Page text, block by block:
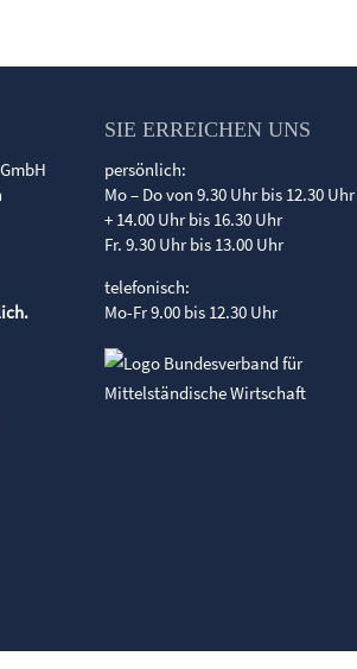
SIE ERREICHEN UNS
persönlich:
Mo – Do von 9.30 Uhr bis 12.30 Uhr
+ 14.00 Uhr bis 16.30 Uhr
Fr. 9.30 Uhr bis 13.00 Uhr
telefonisch:
Mo-Fr 9.00 bis 12.30 Uhr